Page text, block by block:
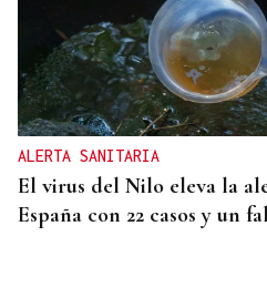
ALERTA SANITARIA
El virus del Nilo eleva la
España con 22 casos y un